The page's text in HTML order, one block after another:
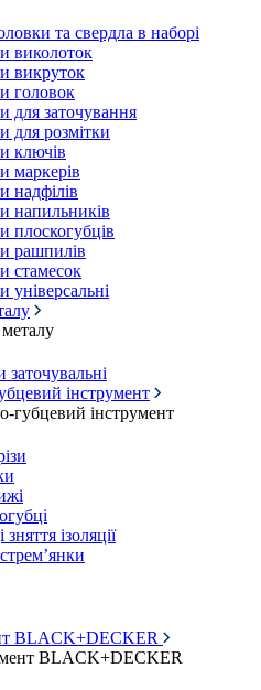
та свердла в наборі
виколоток
викруток
головок
для заточування
для розмітки
ключів
маркерів
надфілів
напильників
плоскогубців
рашпилів
стамесок
універсальні
заточувальні
інструмент
губцевий інструмент
ізоляції
BLACK+DECKER
BLACK+DECKER